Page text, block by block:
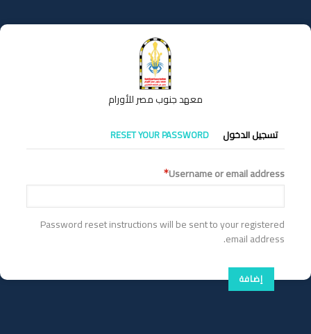
إلى
المحتوى
معهد جنوب مصر للأورام
التبويبات
الأساسية
تسجيل الدخول RESET YOUR PASSWORD
Username or email address
Password reset instructions will be sent to your registered
email address.